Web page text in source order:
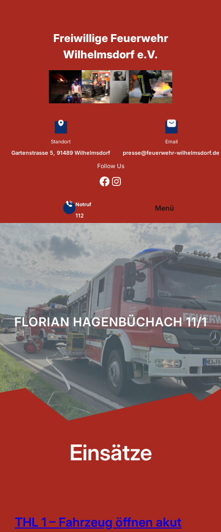
Standort
Gartenstrasse 5, 91489 Wilhelmsdorf
Freiwillige Feuerwehr
Wilhelmsdorf e.V.
Email
presse@feuerwehr-wilhelmsdorf.de
Follow Us
https://www.facebook.com/p/Feuerwehr-Wilhelmsdorf-Mfr-100041655560073/?locale=de_DE https://www.instagram.com/feuerwehr_wilhelmsdorf_mfr/
Notruf
112
Menü
FLORIAN HAGENBÜCHACH 11/1
Einsätze
THL 1 – Fahrzeug öffnen akut